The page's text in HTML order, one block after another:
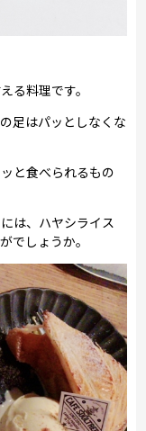
る料理です。
足はパッとしなくな
と食べられるもの
は、ハヤシライス
でしょうか。